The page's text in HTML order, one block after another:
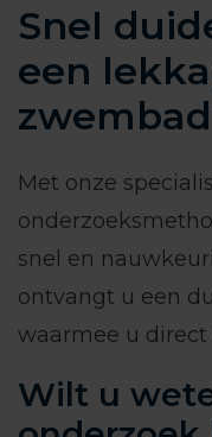
Snel
een
Met onze
snel en
ontvangt u een
waarmee u
Wilt u